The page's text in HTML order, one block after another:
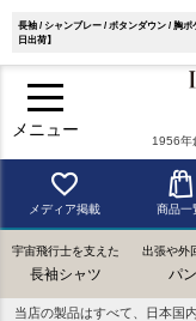
メニュー
1956年
メディア掲載 商品一
宇宙飛行士を支えた
長袖シャツ
出張や外
パ
当店の製品はすべて、日本国
長袖 / シャンブレー / ボタンダウン / 胸
日出荷】